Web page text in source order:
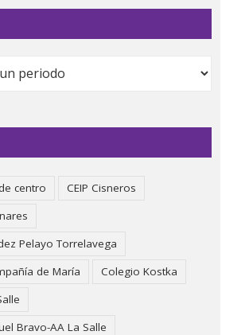
centro
CEIP Cisneros
Pelayo Torrelavega
de María
Colegio Kostka
Bravo-AA La Salle